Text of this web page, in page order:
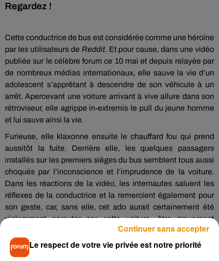
Regardez !
Cette conductrice de bus est considérée comme une héroïne
par les utilisateurs de Reddit. Et pour cause, dans une vidéo
publiée sur le célèbre forum ce 10 mai et depuis relayée par
de nombreux médias internationaux, elle sauve la vie d’un
adolescent s’apprêtant à descendre de son véhicule à un
arrêt. Apercevant une voiture arrivant à vive allure dans son
rétroviseur, elle agrippe in-extremis le pull du jeune homme
et lui sauve ainsi la vie.
Furieuse, elle klaxonne ensuite le chauffard fou qui prend
aussitôt la fuite. Derrière elle, les quelques passagers
installés sur les premiers sièges du bus semblent tous aussi
choqués par l’inconscience et l’imprudence de la voiture.
Dans les réactions de la vidéo, les internautes saluent les
réflexes de la conductrice et la remercient également pour
son geste, car, sans elle, cet ado aurait certainement été
violemment percuter par cette voiture, être gravement
Le respect de votre vie privée est notre priorité
Continuer sans accepter